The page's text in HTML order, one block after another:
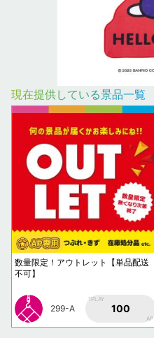
現在提供している景品一覧
数量限定！アウトレット【単品配送
不可】
299-A
1PLAY
100
AP